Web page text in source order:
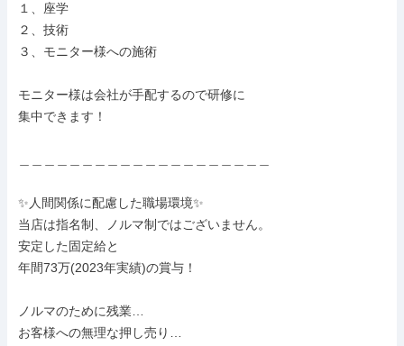
１、座学
２、技術
３、モニター様への施術
モニター様は会社が手配するので研修に
集中できます！
✨人間関係に配慮した職場環境✨
当店は指名制、ノルマ制ではございません。
安定した固定給と
年間73万(2023年実績)の賞与！
ノルマのために残業…
お客様への無理な押し売り…